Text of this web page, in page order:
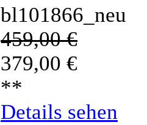
bl101866_neu
459,00€
379,00 €
**
Details sehen